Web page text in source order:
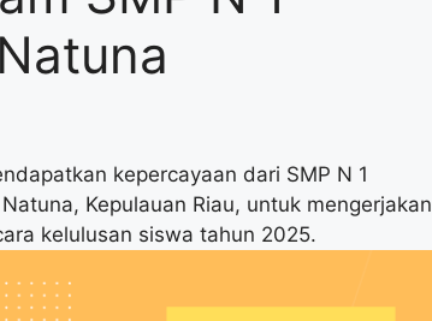
kepercayaan dari SMP N 1
Kepulauan Riau, untuk mengerjakan
kelulusan siswa tahun 2025.